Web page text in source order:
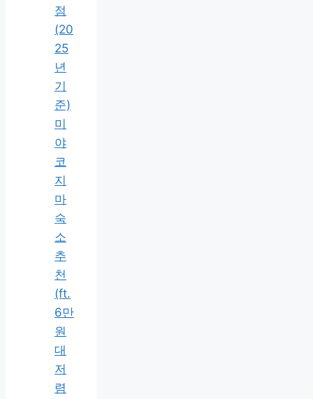
점
(20
25
년
기
준)
미
야
코
지
마
숙
소
추
천
(ft.
6만
원
대
저
렴